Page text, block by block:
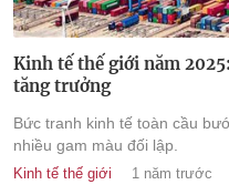
Kinh tế thế giới năm
tăng trưởng
Bức tranh kinh tế toàn cầu
nhiều gam màu đối lập.
Kinh tế thế giới 1 năm trước